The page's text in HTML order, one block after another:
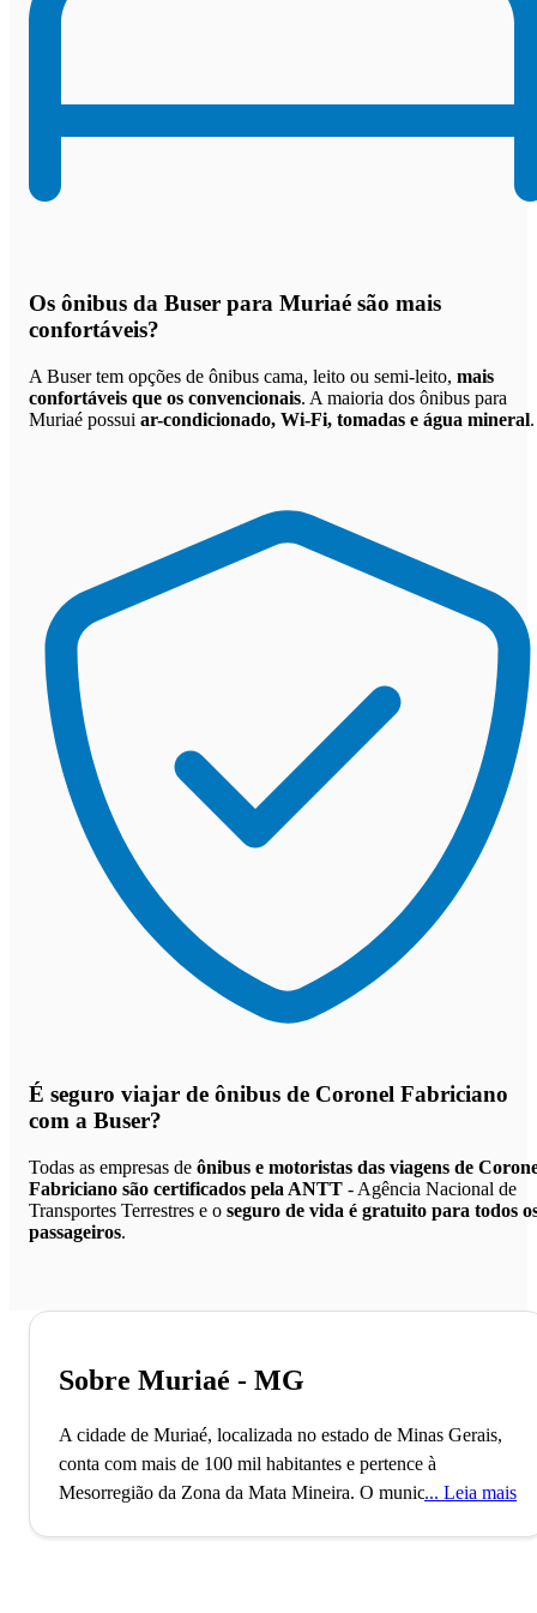
Os ônibus da Buser para Muriaé são mais
confortáveis?
A Buser tem opções de ônibus cama, leito ou semi-leito, mais
confortáveis que os convencionais. A maioria dos ônibus para
Muriaé possui ar-condicionado, Wi-Fi, tomadas e água mineral.
É seguro viajar de ônibus de Coronel Fabriciano
com a Buser?
Todas as empresas de ônibus e motoristas das viagens de
Fabriciano são certificados pela ANTT - Agência Nacional de
Transportes Terrestres e o seguro de vida é gratuito para todos
passageiros.
Sobre Muriaé - MG
A cidade de Muriaé, localizada no estado de Minas Gerais,
conta com mais de 100 mil habitantes e pertence à
Mesorregião da Zona da Mata Mineira. O município, que é
Leia mais